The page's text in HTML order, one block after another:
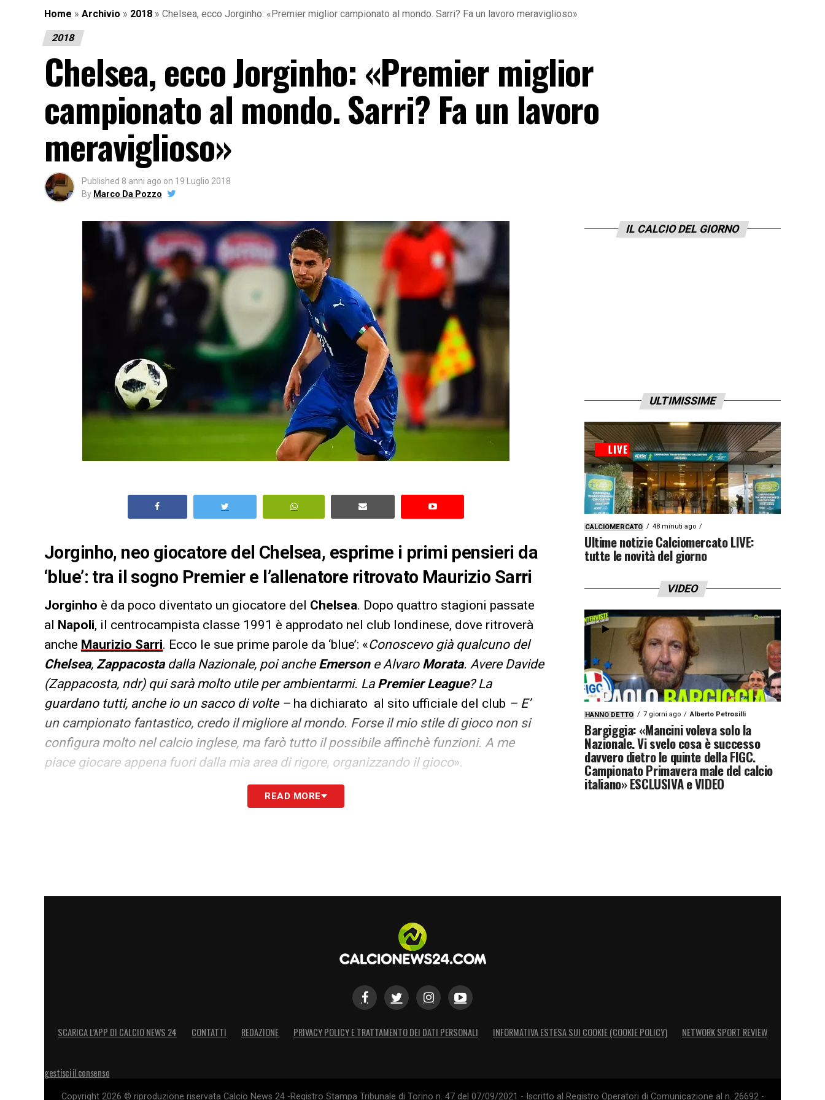
Home » Archivio » 2018 » Chelsea, ecco Jorginho: «Premier miglior campionato al mondo. Sarri? Fa un lavoro meraviglioso»
2018
Chelsea, ecco Jorginho: «Premier miglior
campionato al mondo. Sarri? Fa un lavoro
meraviglioso»
Published 8 anni ago on 19 Luglio 2018
By Marco Da Pozzo
Jorginho, neo giocatore del Chelsea, esprime i primi pensieri da
‘blue’: tra il sogno Premier e l’allenatore ritrovato Maurizio Sarri
Jorginho è da poco diventato un giocatore del Chelsea. Dopo quattro stagioni passate
al Napoli, il centrocampista classe 1991 è approdato nel club londinese, dove ritroverà
anche Maurizio Sarri. Ecco le sue prime parole da ‘blue’: «Conoscevo già qualcuno del
Chelsea, Zappacostadalla Nazionale, poi anche Emersone Alvaro Morata. Avere Davide
(Zappacosta, ndr) qui sarà molto utile per ambientarmi. La Premier League? La
guardano tutti, anche io un sacco di volte – ha dichiarato al sito ufficiale del club – E’
un campionato fantastico, credo il migliore al mondo. Forse il mio stile di gioco non si
configura molto nel calcio inglese, ma farò tutto il possibile affinchè funzioni. A me
piace giocare appena fuori dalla mia area di rigore, organizzando il gioco».
ha poi proseguito sulle sue origini italo-brasiliane e su
la storia. Ma soprattutto è un numero che mi piace, indossato da grandi brasiliani come
READ MORE
IL CALCIO DEL GIORNO
ULTIMISSIME
CALCIOMERCATO 48 minuti ago
Ultime notizie Calciomercato LIVE:
tutte le novità del giorno
VIDEO
HANNO DETTO 7 giorni ago Alberto Petrosilli
Bargiggia: «Mancini voleva solo la
Nazionale. Vi svelo cosa è successo
davvero dietro le quinte della FIGC.
Campionato Primavera male del calcio
italiano» ESCLUSIVA e VIDEO
SCARICA L’APP DI CALCIO NEWS 24 CONTATTI REDAZIONE PRIVACY POLICY E TRATTAMENTO DEI DATI PERSONALI INFORMATIVA ESTESA SUI COOKIE (COOKIE POLICY) NETWORK SPORT REVIEW
gestisci il consenso
Copyright 2026 © riproduzione riservata Calcio News 24 -Registro Stampa Tribunale di Torino n. 47 del 07/09/2021 - Iscritto al Registro Operatori di Comunicazione al n. 26692 -